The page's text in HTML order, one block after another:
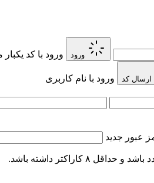
ورود ورود با کد
ارسال کد ورود با نام کاربری
عبور جدید
داشته باشد.